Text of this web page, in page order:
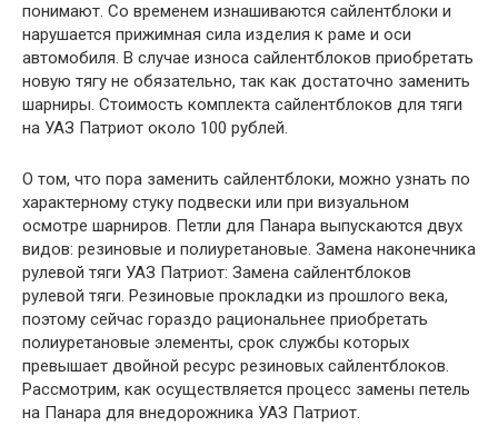
понимают. Со временем изнашиваются сайлентблоки и
нарушается прижимная сила изделия к раме и оси
автомобиля. В случае износа сайлентблоков приобретать
новую тягу не обязательно, так как достаточно заменить
шарниры. Стоимость комплекта сайлентблоков для тяги
на УАЗ Патриот около 100 рублей.
О том, что пора заменить сайлентблоки, можно узнать по
характерному стуку подвески или при визуальном
осмотре шарниров. Петли для Панара выпускаются двух
видов: резиновые и полиуретановые. Замена наконечника
рулевой тяги УАЗ Патриот: Замена сайлентблоков
рулевой тяги. Резиновые прокладки из прошлого века,
поэтому сейчас гораздо рациональнее приобретать
полиуретановые элементы, срок службы которых
превышает двойной ресурс резиновых сайлентблоков.
Рассмотрим, как осуществляется процесс замены петель
на Панара для внедорожника УАЗ Патриот.